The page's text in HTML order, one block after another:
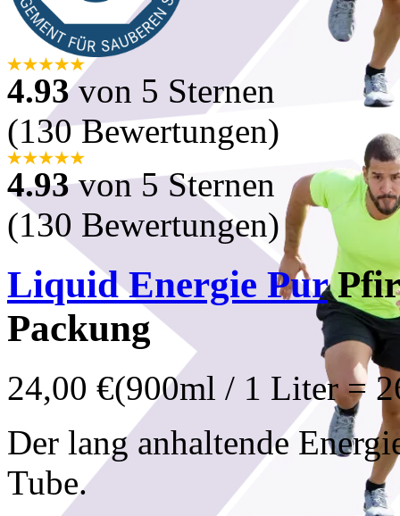
4.93von 5 Sternen
(130 Bewertungen)
4.93von 5 Sternen
(130 Bewertungen)
Liquid Energie Pur
Packung
24,00 €(900ml / 1 Liter =
Der lang anhaltende
Tube.